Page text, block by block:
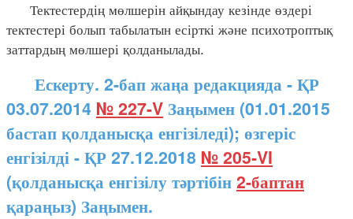
Тектестердің мөлшерін айқындау кезінде өздері
тектестері болып табылатын есірткі және психотроптық
заттардың мөлшері қолданылады.
Ескерту. 2-бап жаңа редакцияда - ҚР
03.07.2014 № 227-V Заңымен (01.01.2015
бастап қолданысқа енгізіледі); өзгеріс
енгізілді - ҚР 27.12.2018 № 205-VI
(қолданысқа енгізілу тәртібін2-баптан
қараңыз) Заңымен.